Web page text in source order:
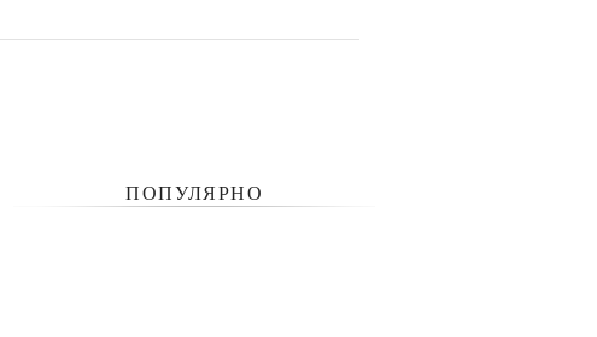
ПОПУЛЯРНО